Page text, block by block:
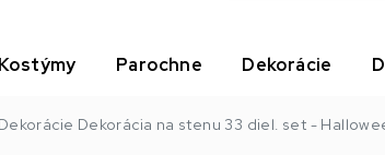
Kostýmy Parochne Dekorácie
Dekorácie Dekorácia na stenu 33 diel. set -